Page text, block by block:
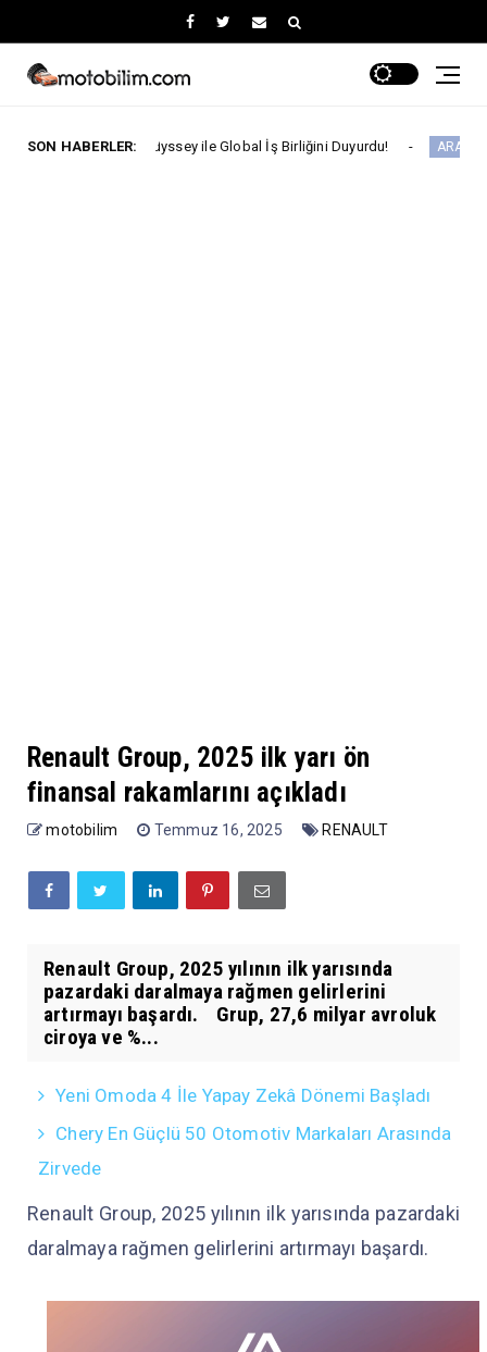
SON HABERLER:
Odyssey ile Global İş Birliğini Duyurdu! ARABA KAMPANYALARI
Renault Group, 2025 ilk yarı ön
finansal rakamlarını açıkladı
motobilim Temmuz 16, 2025 RENAULT
Renault Group, 2025 yılının ilk yarısında
pazardaki daralmaya rağmen gelirlerini
artırmayı başardı. Grup, 27,6 milyar avroluk
ciroya ve %...
Yeni Omoda 4 İle Yapay Zekâ Dönemi Başladı
Chery En Güçlü 50 Otomotiv Markaları Arasında
Zirvede
Renault Group, 2025 yılının ilk yarısında pazardaki
daralmaya rağmen gelirlerini artırmayı başardı.